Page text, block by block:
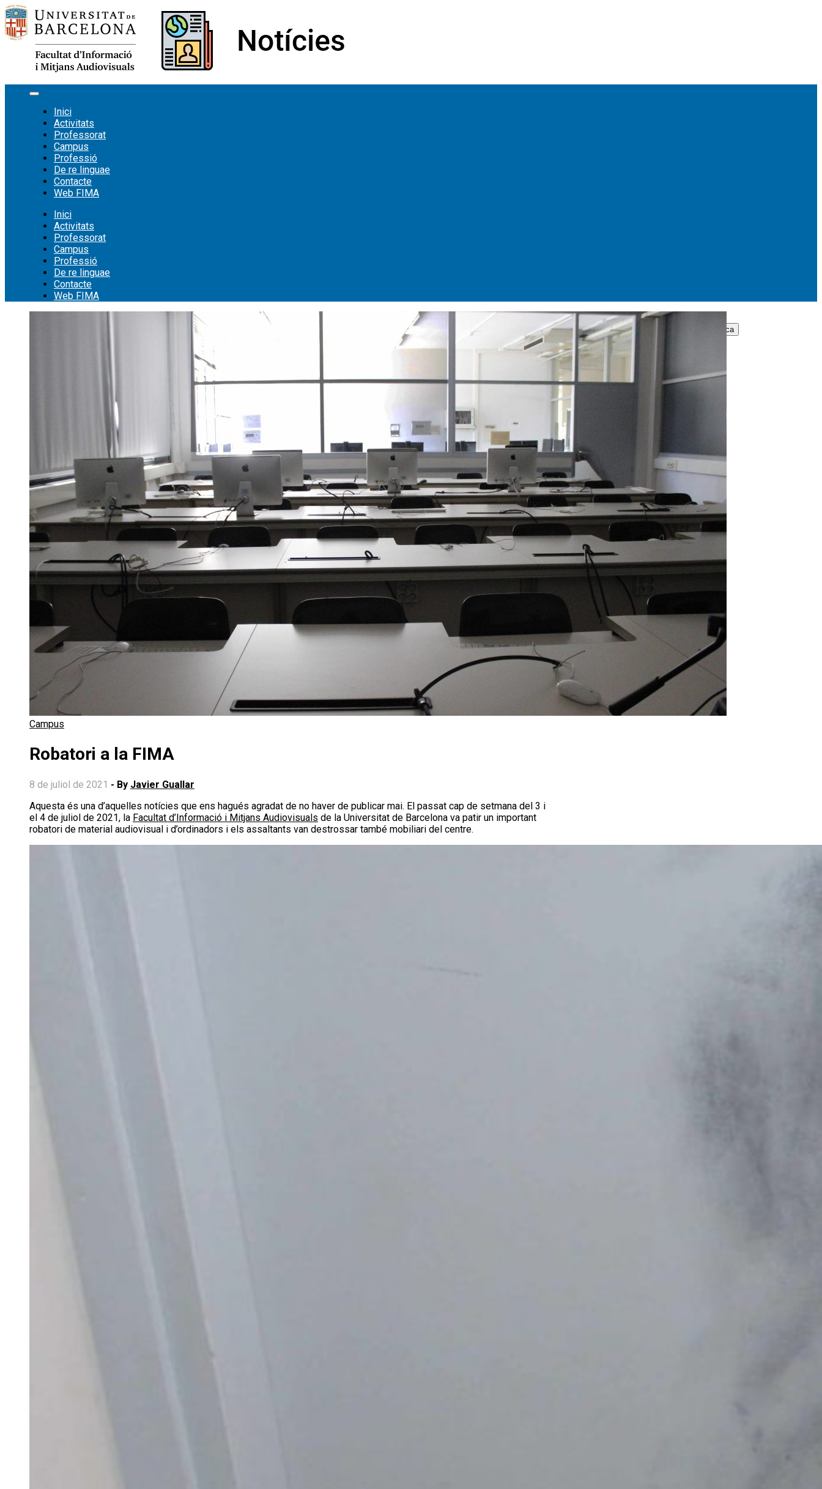
Vés
al
contingut
Inici
Activitats
Professorat
Campus
Professió
De re linguae
Contacte
Web FIMA
Inici
Activitats
Professorat
Campus
Professió
De re linguae
Contacte
Web FIMA
Cerca:
Campus
Robatori a la FIMA
8 de juliol de 2021 - By Javier Guallar
Aquesta és una d’aquelles notícies que ens hagués agradat de no haver de publicar mai. El passat cap de setmana del 3 i
el 4 de juliol de 2021, la Facultat d’Informació i Mitjans Audiovisuals de la Universitat de Barcelona va patir un important
robatori de material audiovisual i d’ordinadors i els assaltants van destrossar també mobiliari del centre.